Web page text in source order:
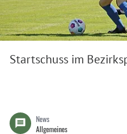
Startschuss im
News
Allgemeines